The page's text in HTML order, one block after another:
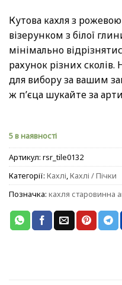
Кутова кахля з
візерунком з білої
мінімально
рахунок різних
для вибору за вашим
ж пʼєца шукайте за
5 в наявності
Артикул: rsr_tile0132
Категорії: Кахлі,Кахлі / Пічки
Позначка: кахля старовинна